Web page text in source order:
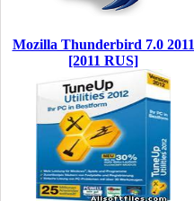
Mozilla Thunderbird 7.0 2011
[2011 RUS]